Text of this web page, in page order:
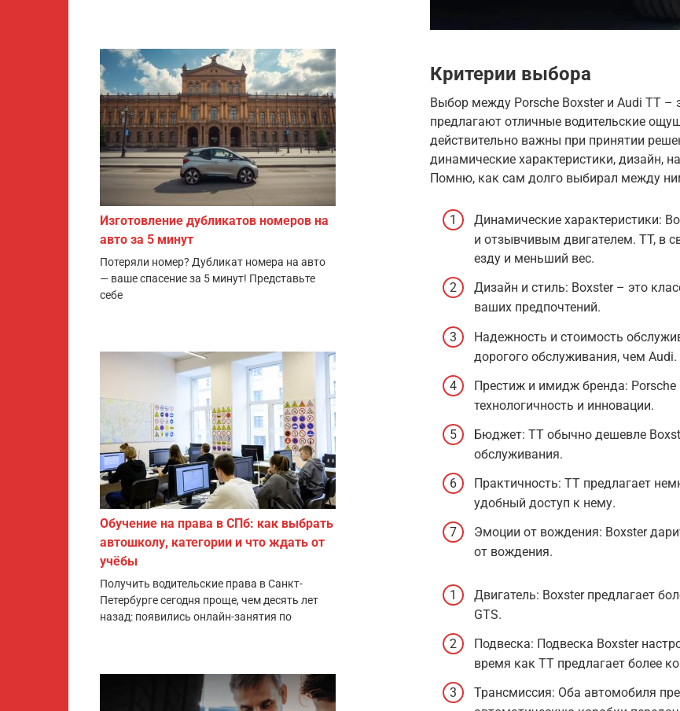
Критерии выбора
Выбор между Porsche Boxster и Audi TT –
предлагают отличные водительские
действительно важны при принятии
динамические характеристики, дизайн,
Помню, как сам долго выбирал между
Динамические характеристики:
и отзывчивым двигателем. TT, в
езду и меньший вес.
Дизайн и стиль: Boxster – это
ваших предпочтений.
Надежность и стоимость
дорогого обслуживания, чем Audi.
Престиж и имидж бренда: Porsche
технологичность и инновации.
Бюджет: TT обычно дешевле
обслуживания.
Практичность: TT предлагает
удобный доступ к нему.
Эмоции от вождения: Boxster
от вождения.
Двигатель: Boxster предлагает
GTS.
Подвеска: Подвеска Boxster
время как TT предлагает более
Трансмиссия: Оба автомобиля
Изготовление дубликатов номеров на
авто за 5 минут
Потеряли номер? Дубликат номера на авто
— ваше спасение за 5 минут! Представьте
себе
Обучение на права в СПб: как выбрать
автошколу, категории и что ждать от
учёбы
Получить водительские права в Санкт-
Петербурге сегодня проще, чем десять лет
назад: появились онлайн-занятия по